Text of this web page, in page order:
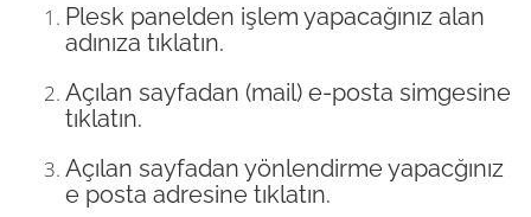
Plesk panelden işlem yapacağınız alan
adınıza tıklatın.
Açılan sayfadan (mail) e-posta simgesine
tıklatın.
Açılan sayfadan yönlendirme yapacğınız
e posta adresine tıklatın.